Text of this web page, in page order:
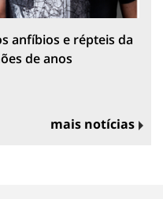
anfíbios e répteis da
de anos
mais notícias